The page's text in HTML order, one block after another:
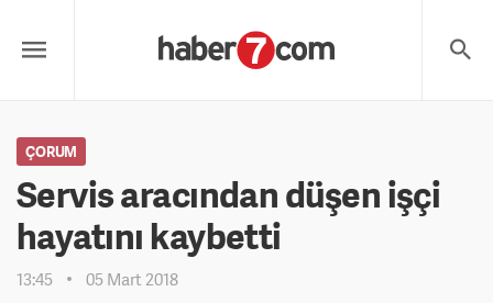
ÇORUM
Servis aracından düşen işçi
hayatını kaybetti
13:45 05 Mart 2018